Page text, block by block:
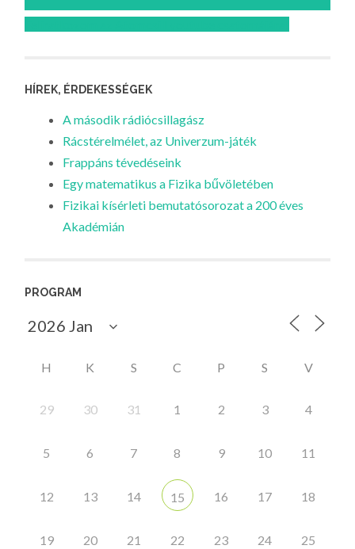
HÍREK, ÉRDEKESSÉGEK
A második rádiócsillagász
Rácstérelmélet, az Univerzum-játék
Frappáns tévedéseink
Egy matematikus a Fizika bűvöletében
Fizikai kísérleti bemutatósorozat a 200 éves
Akadémián
PROGRAM
H K S C P S V
29 30 31 1 2 3 4
5 6 7 8 9 10 11
12 13 14 15 16 17 18
19 20 21 22 23 24 25